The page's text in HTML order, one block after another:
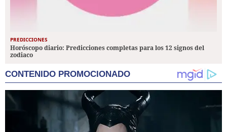
PREDICCIONES
Horóscopo diario: Predicciones completas para los 12 signos del
zodiaco
CONTENIDO PROMOCIONADO